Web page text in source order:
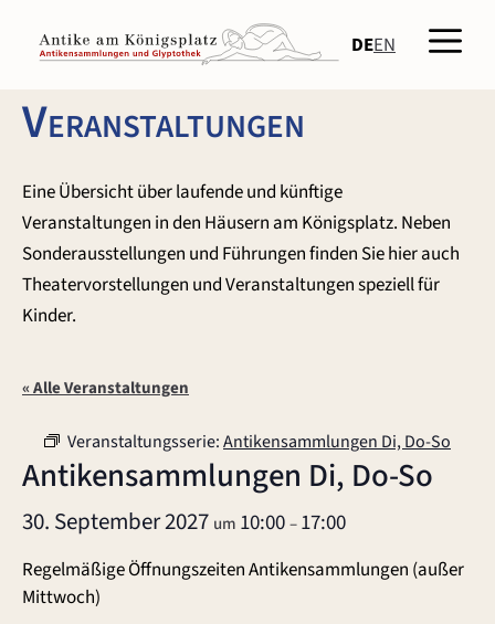
Inhalt
springen
DEEN
Veranstaltungen
Eine Übersicht über laufende und künftige
Veranstaltungen in den Häusern am Königsplatz. Neben
Sonderausstellungen und Führungen finden Sie hier auch
Theatervorstellungen und Veranstaltungen speziell für
Kinder.
« Alle Veranstaltungen
Veranstaltungsserie:Antikensammlungen Di, Do-So
Antikensammlungen Di, Do-So
30. September 2027 um 10:00–17:00
Regelmäßige Öffnungszeiten Antikensammlungen (außer
Mittwoch)